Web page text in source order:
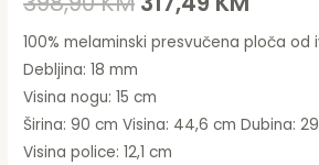
100% melaminski presvučena ploča od
Debljina: 18 mm
Visina nogu: 15 cm
Širina: 90 cm Visina: 44,6 cm Dubina:
Visina police: 12,1 cm